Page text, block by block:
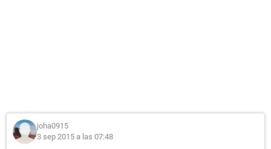
joha0915
3 sep 2015 a las 07:48